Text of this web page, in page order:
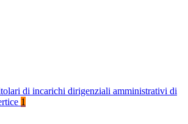
di incarichi dirigenziali amministrativi di
1